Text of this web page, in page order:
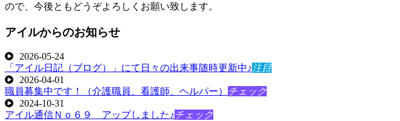
ので、今後ともどうぞよろしくお願い致します。
アイルからのお知らせ
2026-05-24
「アイル日記（ブログ）」にて日々の出来事随時更新中♪注目
2026-04-01
職員募集中です！（介護職員、看護師、ヘルパー）
チェック
2024-10-31
アイル通信Ｎｏ６９ アップしました♪チェック